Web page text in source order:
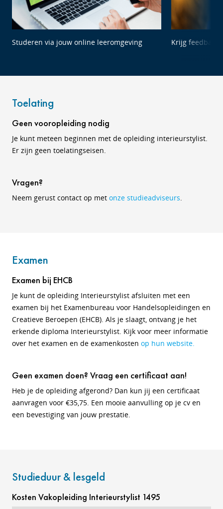
Studeren via jouw online leeromgeving Krijg feedback
Toelating
Geen vooropleiding nodig
Je kunt meteen beginnen met de opleiding interieurstylist.
Er zijn geen toelatingseisen.
Vragen?
Neem gerust contact op met onze studieadviseurs.
Examen
Examen bij EHCB
Je kunt de opleiding Interieurstylist afsluiten met een
examen bij het Examenbureau voor Handelsopleidingen en
Creatieve Beroepen (EHCB). Als je slaagt, ontvang je het
erkende diploma Interieurstylist. Kijk voor meer informatie
over het examen en de examenkosten op hun website.
Geen examen doen? Vraag een certificaat aan!
Heb je de opleiding afgerond? Dan kun jij een certificaat
aanvragen voor €35,75. Een mooie aanvulling op je cv en
een bevestiging van jouw prestatie.
Studieduur & lesgeld
Kosten Vakopleiding Interieurstylist 1495